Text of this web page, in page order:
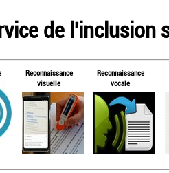
de l'inclusion
Reconnaissance
visuelle
Reconnaissance
vocale